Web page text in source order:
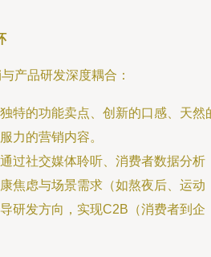
产品研发深度耦合：
特的功能卖点、创新的口感、天然
力的营销内容。
通过社交媒体聆听、消费者数据分析
焦虑与场景需求（如熬夜后、运动
研发方向，实现C2B（消费者到企